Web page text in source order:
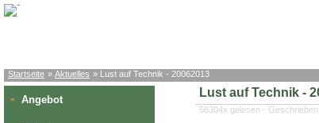
Startseite » Aktuelles » Lust auf Technik - 20062013
» Angebot
Lust auf Technik -
56304x gelesen -